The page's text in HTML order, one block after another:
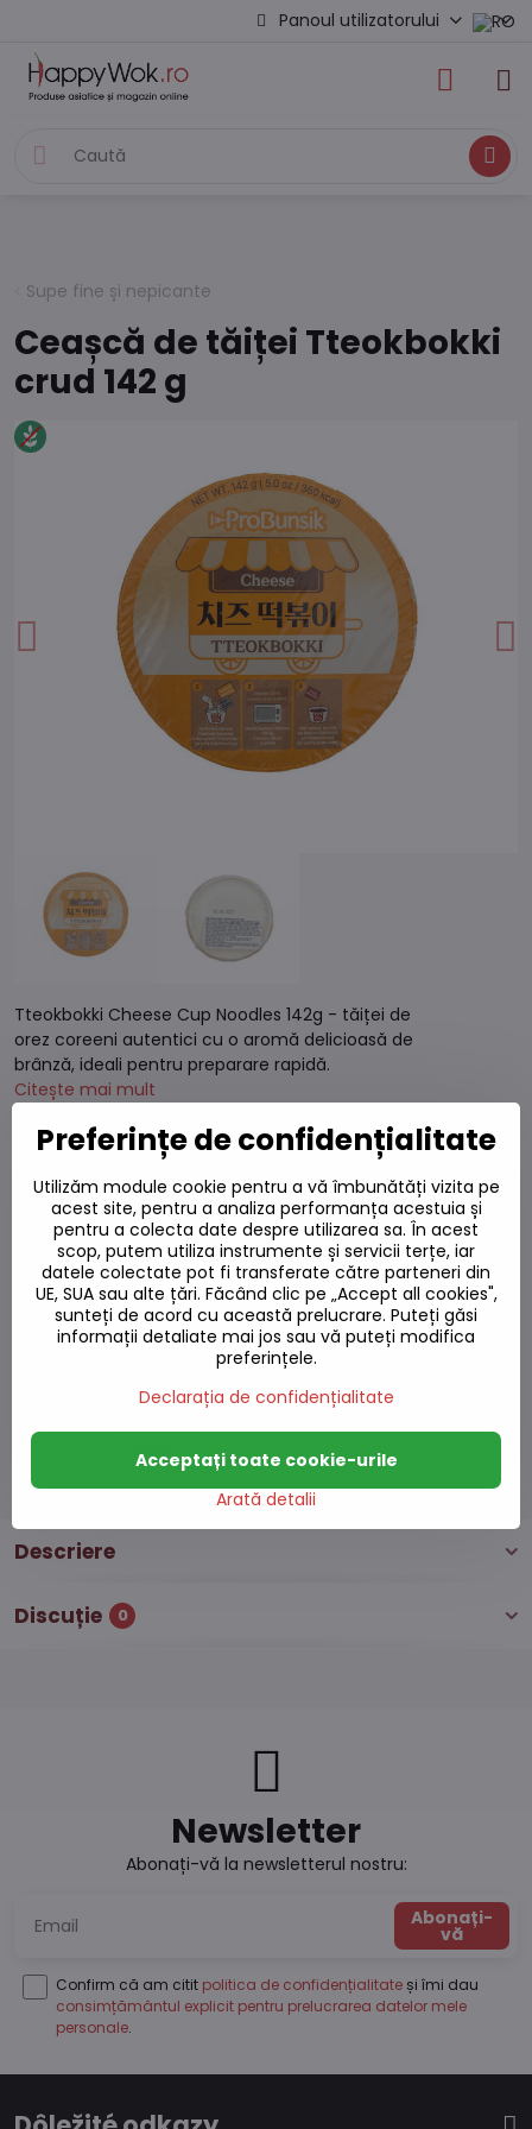
Panoul utilizatorului
Caută
Supe fine și nepicante
Ceașcă de tăiței Tteokbokki
crud 142 g
Tteokbokki Cheese Cup Noodles 142g - tăiței de
orez coreeni autentici cu o aromă delicioasă de
brânză, ideali pentru preparare rapidă.
Citește mai mult
Stoc epuizat
18,58 L
16,74 Lexcl. TVA
Adaugă la favorite
Adăugați la listă
S7#SK#2347#1
Descriere
Discuție 0
Newsletter
Abonați-vă la newsletterul nostru:
Abonați-
vă
Confirm că am citit politica de confidențialitate și îmi dau
consimțământul explicit pentru prelucrarea datelor mele
personale.
Preferințe de confidențialitate
Utilizăm module cookie pentru a vă îmbunătăți vizita pe
acest site, pentru a analiza performanța acestuia și
pentru a colecta date despre utilizarea sa. În acest
scop, putem utiliza instrumente și servicii terțe, iar
datele colectate pot fi transferate către parteneri din
UE, SUA sau alte țări. Făcând clic pe „Accept all cookies",
sunteți de acord cu această prelucrare. Puteți găsi
informații detaliate mai jos sau vă puteți modifica
preferințele.
Declarația de confidențialitate
Arată detalii
Acceptați toate cookie-urile